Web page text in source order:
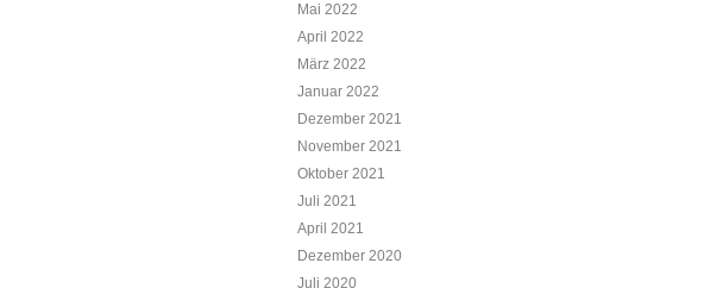
Mai 2022
April 2022
März 2022
Januar 2022
Dezember 2021
November 2021
Oktober 2021
Juli 2021
April 2021
Dezember 2020
Juli 2020